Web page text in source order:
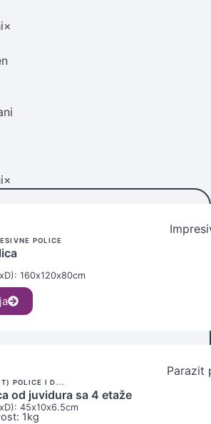
×
×
POLICE
160x120x80cm
POLICE I D...
od juvidura sa 4 etaže
45x10x6.5cm
1kg